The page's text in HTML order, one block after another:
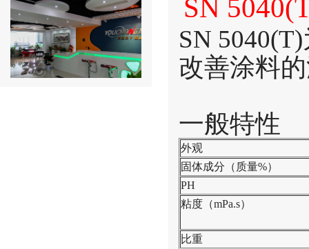
SN
SN 5040(T)
改善涂料
一般特性
外观
固体成分（质量%）
PH
粘度（mPa.s）
比重